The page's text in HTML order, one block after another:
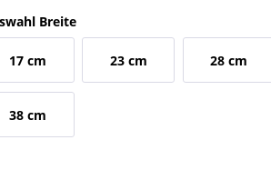
Breite
17 cm 23 cm 28 cm
38 cm